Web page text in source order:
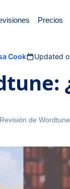
Precios
Cook Updated
Revisión de